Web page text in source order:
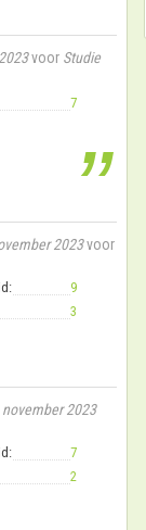
voor Studie
7
”
2023voor
9
3
november 2023
7
2